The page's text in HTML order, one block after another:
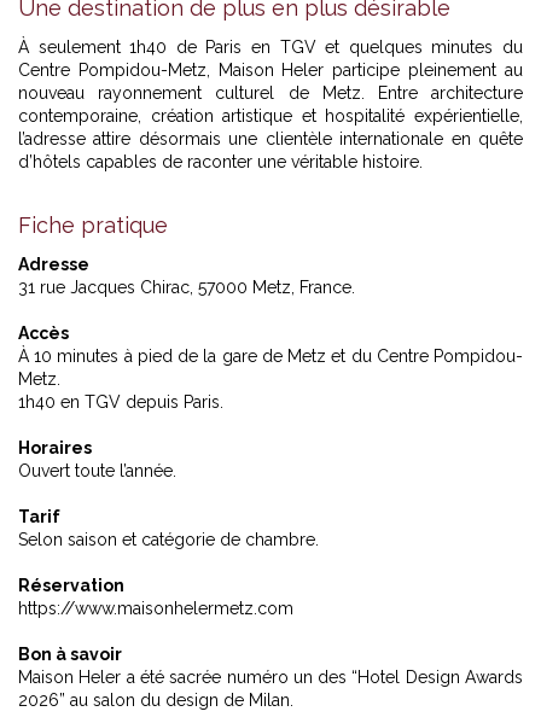
Une destination de plus en plus désirable
À seulement 1h40 de Paris en TGV et quelques minutes du
Centre Pompidou-Metz, Maison Heler participe pleinement au
nouveau rayonnement culturel de Metz. Entre architecture
contemporaine, création artistique et hospitalité expérientielle,
l’adresse attire désormais une clientèle internationale en quête
d’hôtels capables de raconter une véritable histoire.
Fiche pratique
Adresse
31 rue Jacques Chirac, 57000 Metz, France.
Accès
À 10 minutes à pied de la gare de Metz et du Centre Pompidou-
Metz.
1h40 en TGV depuis Paris.
Horaires
Ouvert toute l’année.
Tarif
Selon saison et catégorie de chambre.
Réservation
https://www.maisonhelermetz.com
Bon à savoir
Maison Heler a été sacrée numéro un des “Hotel Design Awards
2026” au salon du design de Milan.